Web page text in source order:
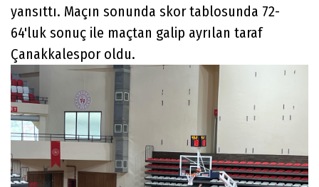
yansıttı. Maçın sonunda skor tablosunda 72-
64'luk sonuç ile maçtan galip ayrılan taraf
Çanakkalespor oldu.